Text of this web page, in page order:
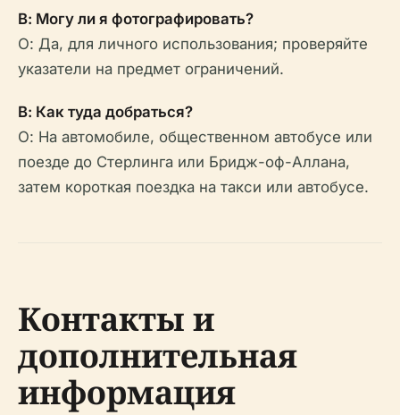
В: Могу ли я фотографировать?
О: Да, для личного использования; проверяйте
указатели на предмет ограничений.
В: Как туда добраться?
О: На автомобиле, общественном автобусе или
поезде до Стерлинга или Бридж-оф-Аллана,
затем короткая поездка на такси или автобусе.
Контакты и
дополнительная
информация